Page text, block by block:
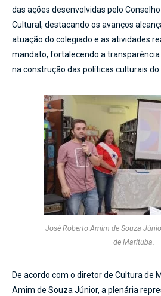
das ações desenvolvidas pelo
Cultural, destacando os avanços
atuação do colegiado e as atividades
mandato, fortalecendo a transparência
na construção das políticas culturais do
José Roberto Amim de Souza
de Marituba.
De acordo com o diretor de Cultura de
Amim de Souza Júnior, a plenária